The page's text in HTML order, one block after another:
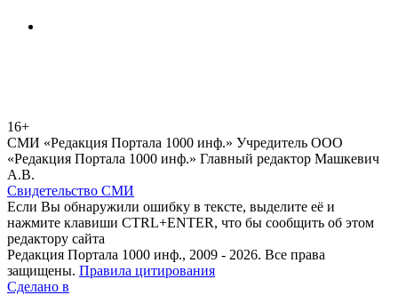
16+
СМИ «Редакция Портала 1000 инф.» Учредитель ООО
«Редакция Портала 1000 инф.» Главный редактор Машкевич
А.В.
Свидетельство СМИ
Если Вы обнаружили ошибку в тексте, выделите её и
нажмите клавиши CTRL+ENTER, что бы сообщить об этом
редактору сайта
Редакция Портала 1000 инф., 2009 - 2026. Все права
защищены. Правила цитирования
Сделано в